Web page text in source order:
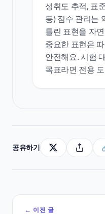
성취도 추적, 표
등) 점수 관리는
틀린 표현을 자
중요한 표현은
안전해요. 시험
목표라면 전용
공유하기
← 이전 글